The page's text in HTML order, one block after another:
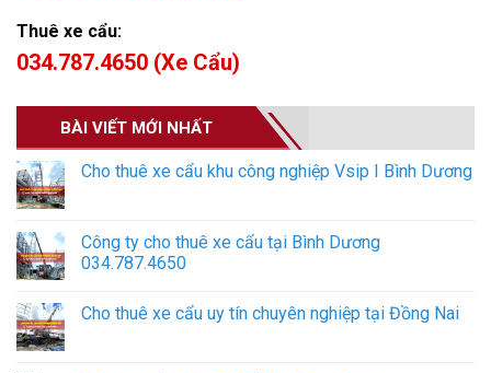
Thuê xe cẩu:
034.787.4650 (Xe Cẩu)
BÀI VIẾT MỚI NHẤT
Cho thuê xe cẩu khu công nghiệp Vsip I Bình Dương
Công ty cho thuê xe cẩu tại Bình Dương
034.787.4650
Cho thuê xe cẩu uy tín chuyên nghiệp tại Đồng Nai